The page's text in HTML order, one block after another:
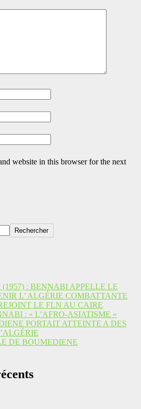
website in this browser for the next
Rechercher
(1957) : BENNABI APPELLE LE
L’ ALGÉRIE COMBATTANTE
LE FLN AU CAIRE
: « L’AFRO-ASIATISME »
PORTAIT ATTEINTE A DES
DE BOUMEDIENE